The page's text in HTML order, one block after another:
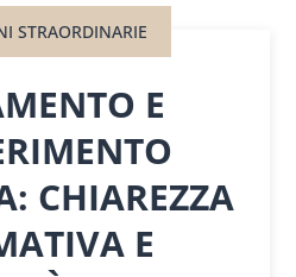
STRAORDINARIE
E
CHIAREZZA
E